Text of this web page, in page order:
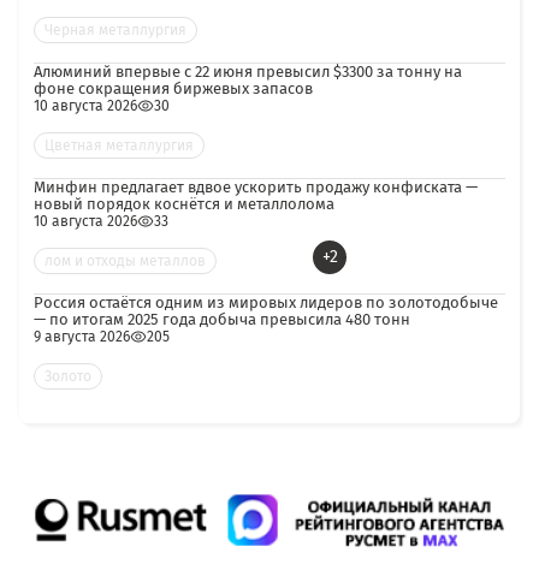
Черная металлургия
Алюминий впервые с 22 июня превысил $3300 за тонну на
фоне сокращения биржевых запасов
10 августа 2026 30
Цветная металлургия
Минфин предлагает вдвое ускорить продажу конфиската —
новый порядок коснётся и металлолома
10 августа 2026 33
лом и отходы металлов +2
Россия остаётся одним из мировых лидеров по золотодобыче
— по итогам 2025 года добыча превысила 480 тонн
9 августа 2026 205
Золото